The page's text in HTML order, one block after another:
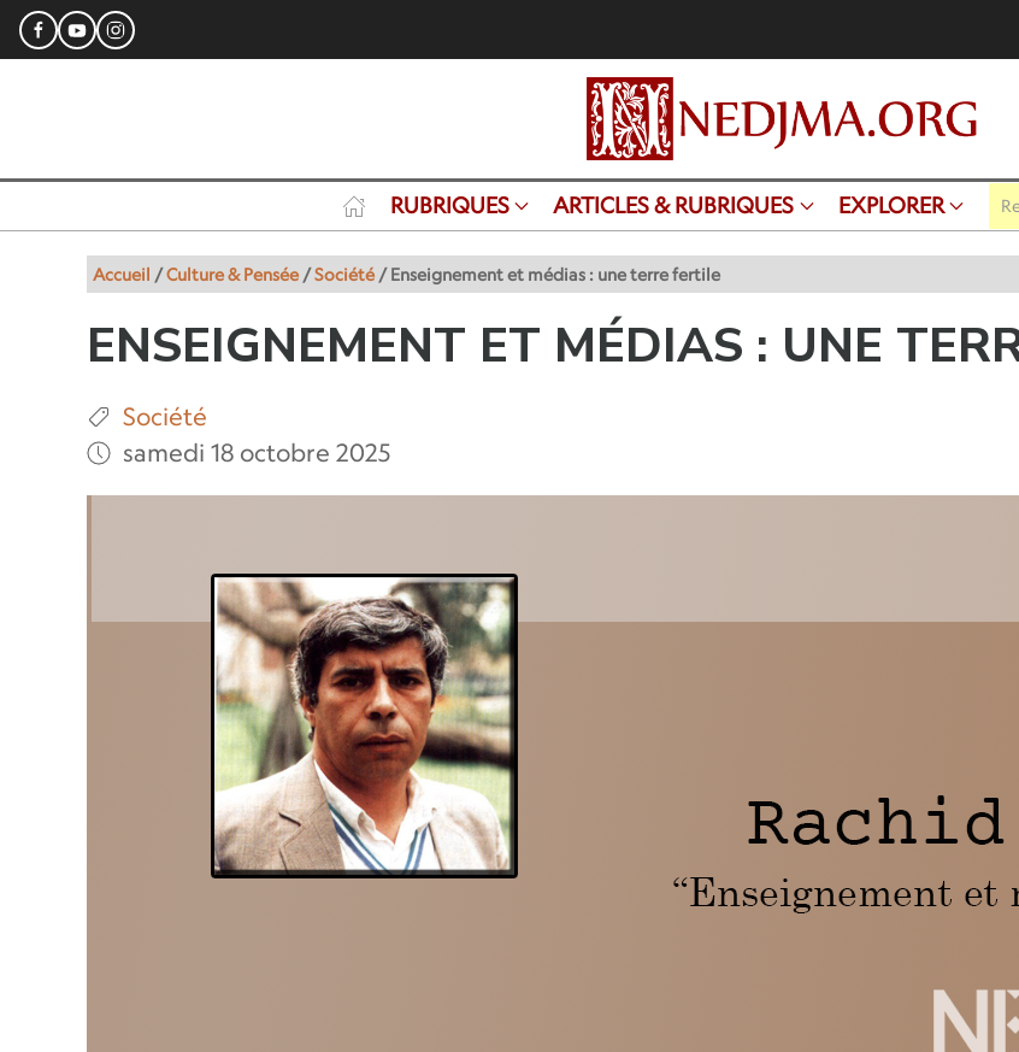
RUBRIQUES ARTICLES & RUBRIQUES EXPLORER
Accueil /Culture & Pensée /Société /Enseignement et médias : une terre fertile
ENSEIGNEMENT ET MÉDIAS : UNE
Société
samedi 18 octobre 2025